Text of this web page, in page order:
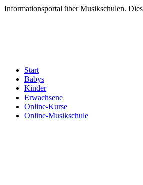
Informationsportal über Musikschulen.
Start
Babys
Kinder
Erwachsene
Online-Kurse
Online-Musikschule